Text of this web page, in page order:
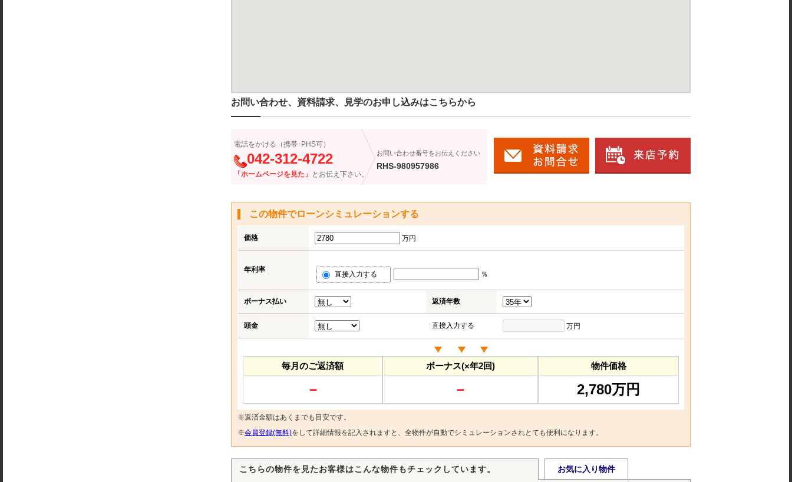
お問い合わせ、資料請求、見学のお申し込みはこちらから
電話をかける（携帯･PHS可）
042-312-4722
「ホームページを見た」 とお伝え下さい。
お問い合わせ番号をお伝えください
RHS-980957986
この物件でローンシミュレーションする
価格 万円
年利率
直接入力する ％
ボーナス払い 返済年数
頭金 直接入力する 万円
毎月のご返済額
－
ボーナス(×年2回)
－
物件価格
2,780万円
※返済金額はあくまでも目安です。
※会員登録(無料)をして詳細情報を記入されますと、全物件が自動でシミュレーションされとても便利になります。
こちらの物件を見たお客様はこんな物件もチェックしています。 お気に入り物件